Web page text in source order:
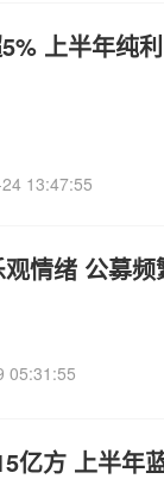
上半年纯
13:47:55
情绪 公募频
05:31:55
亿方 上半年